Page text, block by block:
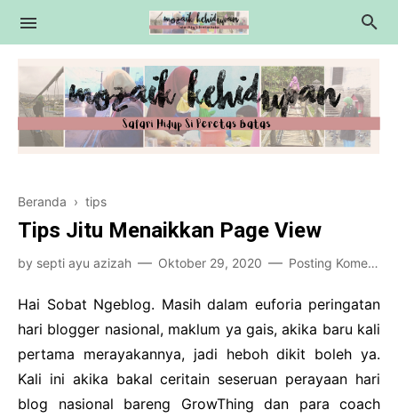
Motivasi
Review
Beranda › tips
Tips Jitu Menaikkan Page View
by septi ayu azizah Oktober 29, 2020 Posting Komentar
Hai Sobat Ngeblog. Masih dalam euforia peringatan
hari blogger nasional, maklum ya gais, akika baru kali
pertama merayakannya, jadi heboh dikit boleh ya.
Kali ini akika bakal ceritain seseruan perayaan hari
blog nasional bareng GrowThing dan para coach